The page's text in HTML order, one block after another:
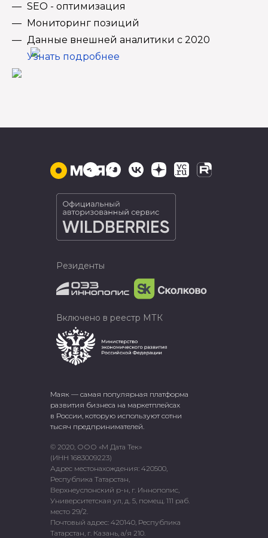
SEO - оптимизация
Мониторинг позиций
Данные внешней аналитики с 2020
Узнать подробнее
Маяк — самая популярная платформа
развития бизнеса на маркетплейсах
в России, которую используют сотни
тысяч предпринимателей.
© 2020, ООО «М Дата Тек»
(ИНН 1683009223)
Адрес местонахождения: 420500,
Республика Татарстан,
Верхнеуслонский р-н, г. Иннополис,
Университетская ул, д. 5, помещ. 111 раб.
место 29/2.
Почтовый адрес: 420140, Республика
Татарстан, г. Казань, а/я 210.
Резиденты
Включено в реестр МТК